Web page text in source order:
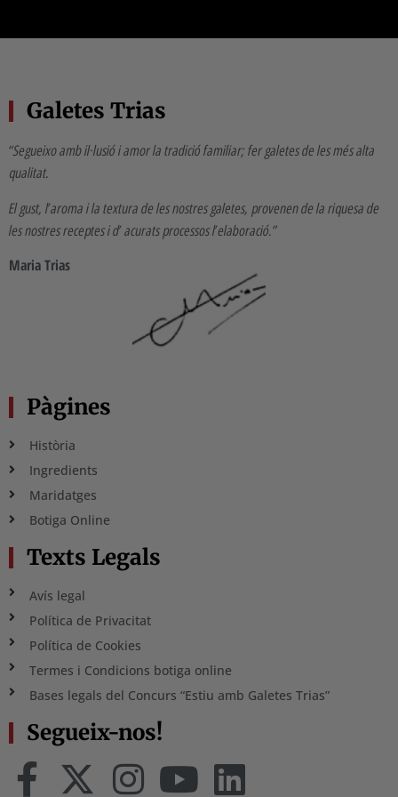
Galetes Trias
“Segueixo amb il·lusió i amor la tradició familiar; fer galetes de les més alta
qualitat.
El gust, l’aroma i la textura de les nostres galetes, provenen de la riquesa de
les nostres receptes i d’ acurats processos l’elaboració.”
Maria Trias
Pàgines
Història
Ingredients
Maridatges
Botiga Online
Texts Legals
Avís legal
Política de Privacitat
Política de Cookies
Termes i Condicions botiga online
Bases legals del Concurs “Estiu amb Galetes Trias”
Segueix-nos!